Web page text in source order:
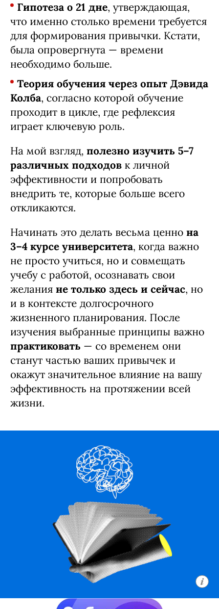
Гипотеза о 21 дне, утверждающая,
что именно столько времени требуется
для формирования привычки. Кстати,
была опровергнута — времени
необходимо больше.
Теория обучения через опыт Дэвида
Колба, согласно которой обучение
проходит в цикле, где рефлексия
играет ключевую роль.
На мой взгляд, полезно изучить 5–7
различных подходов к личной
эффективности и попробовать
внедрить те, которые больше всего
откликаются.
Начинать это делать весьма ценно на
3–4 курсе университета, когда важно
не просто учиться, но и совмещать
учебу с работой, осознавать свои
желания не только здесь и сейчас, но
и в контексте долгосрочного
жизненного планирования. После
изучения выбранные принципы важно
практиковать — со временем они
станут частью ваших привычек и
окажут значительное влияние на вашу
эффективность на протяжении всей
жизни.